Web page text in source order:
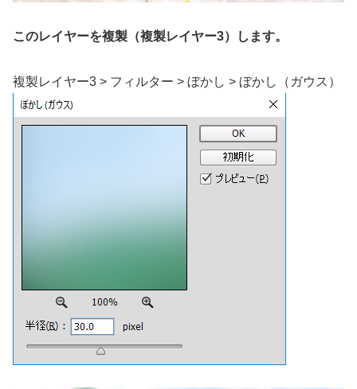
このレイヤーを複製（複製レイヤー3）します。
複製レイヤー3 > フィルター > ぼかし > ぼかし（ガウス）